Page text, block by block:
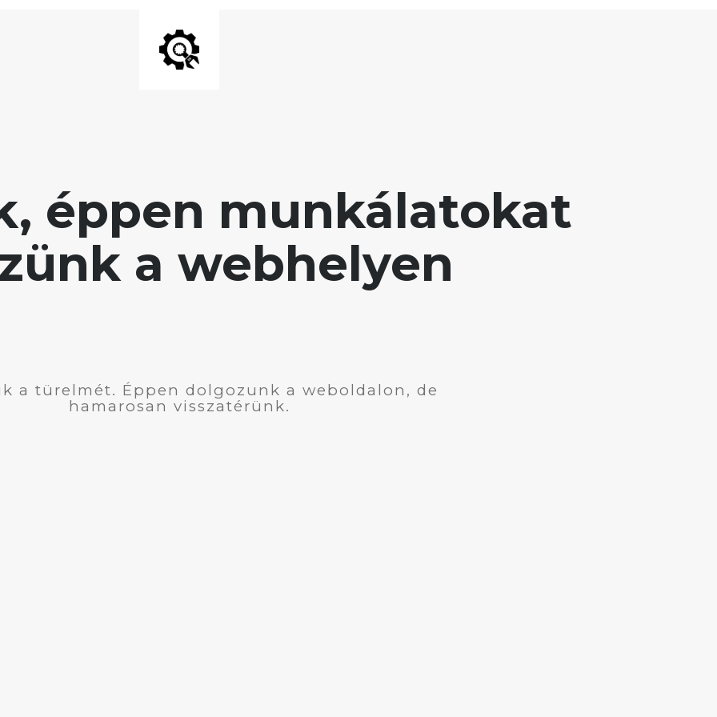
éppen munkálatokat
a webhelyen
a türelmét. Éppen dolgozunk a weboldalon, de
hamarosan visszatérünk.